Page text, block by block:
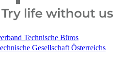
Technische Büros
Gesellschaft Österreichs